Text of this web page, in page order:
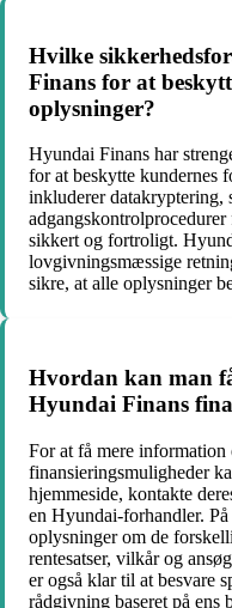
Hvilke
Finans for at
oplysninger?
Hyundai Finans har
for at beskytte kundernes
inkluderer datakryptering,
sikkert og fortroligt.
lovgivningsmæssige
sikre, at alle oplysninger
Hvordan kan man
Hyundai Finans
For at få mere
finansieringsmuligheder
hjemmeside, kontakte
en Hyundai-forhandler.
oplysninger om de
rentesatser, vilkår og
er også klar til at besvare
rådgivning baseret på ens